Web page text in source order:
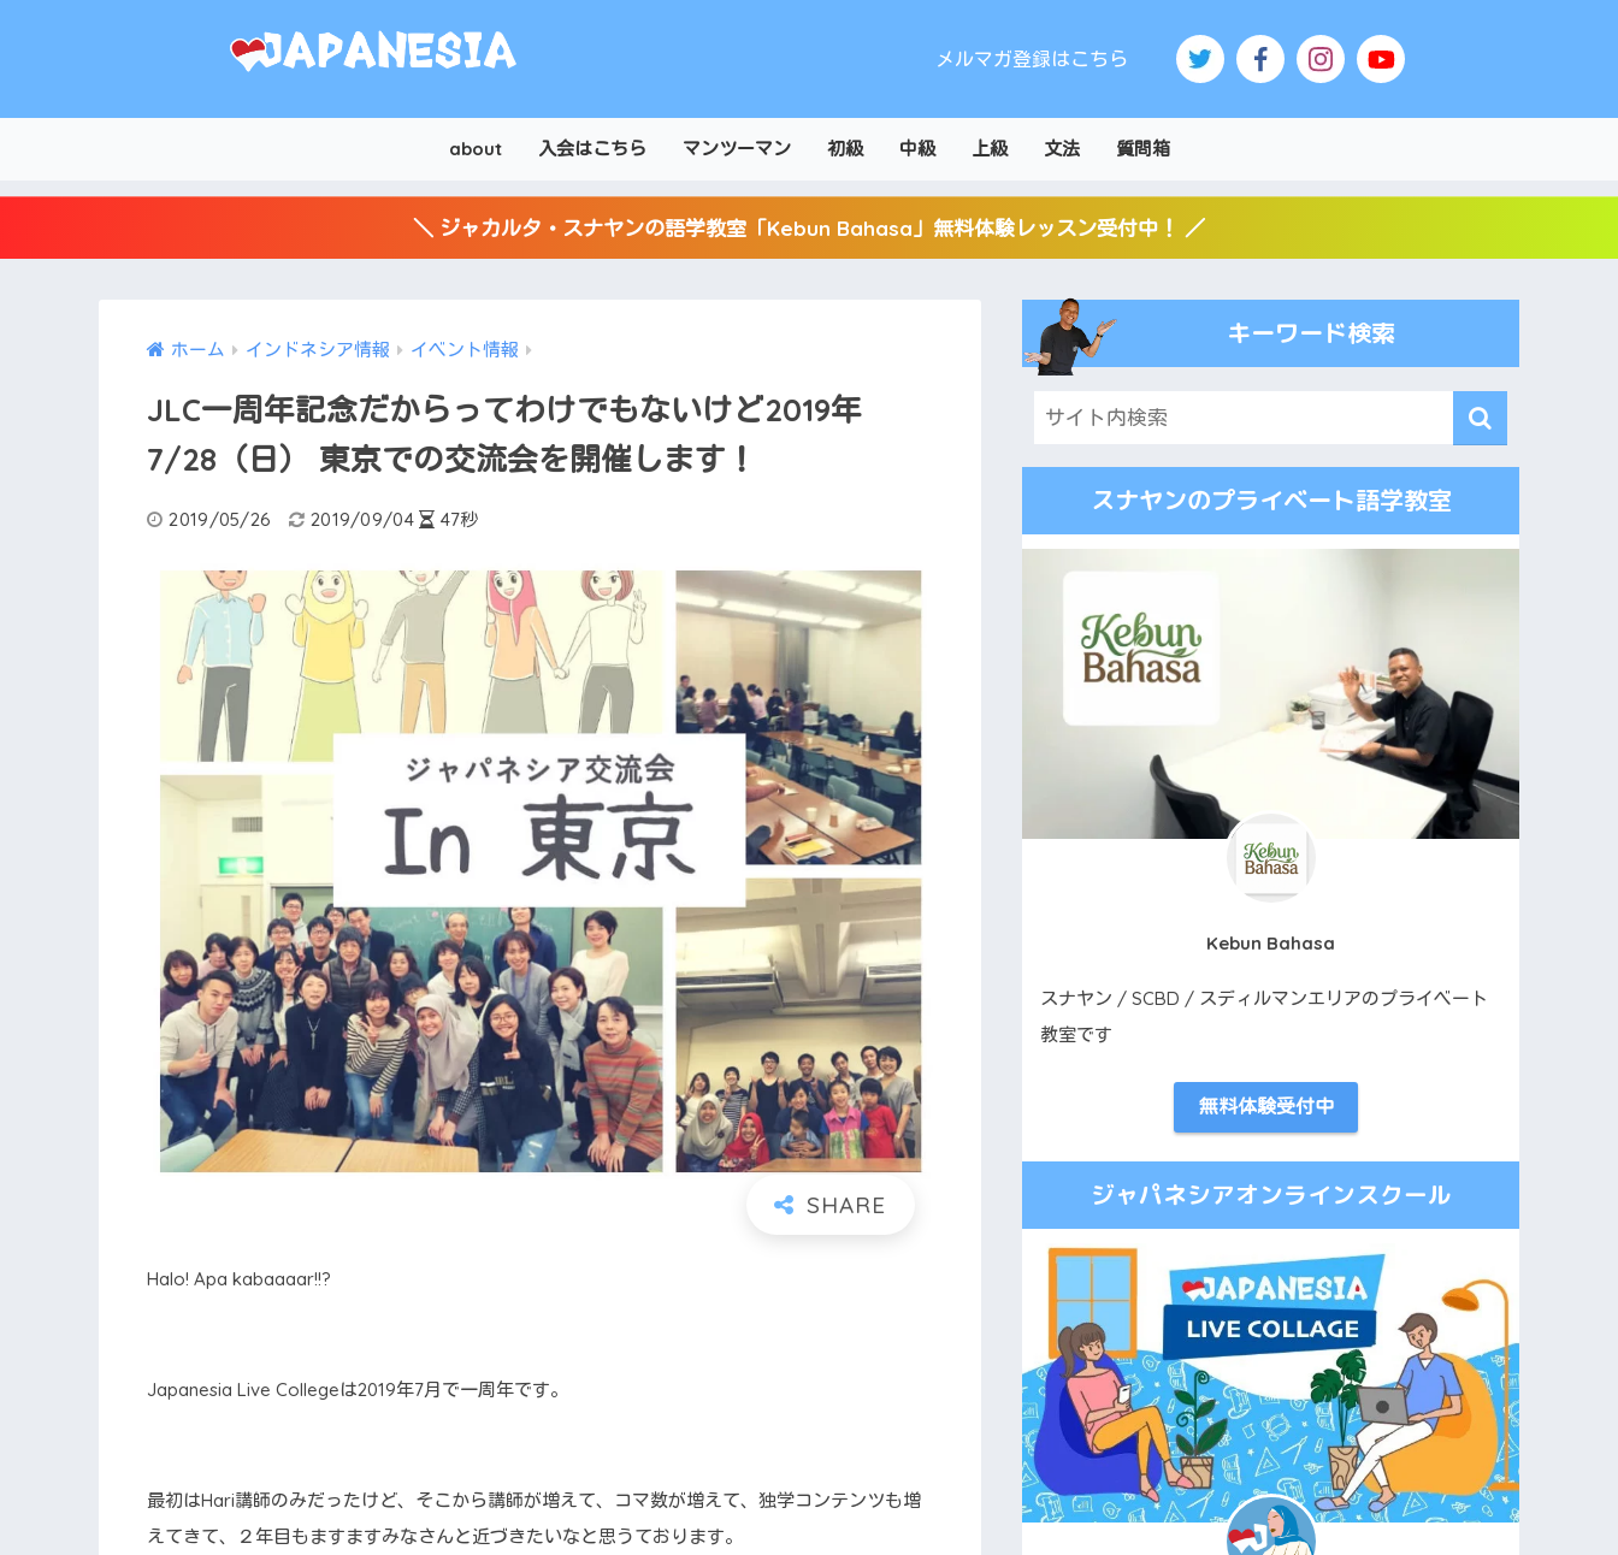
about 入会はこちら マンツーマン 初級 中級 上級 文法 質問箱
メルマガ登録はこちら
＼ ジャカルタ・スナヤンの語学教室「Kebun Bahasa」無料体験レッスン受付中！ ／
ホーム インドネシア情報 イベント情報
JLC一周年記念だからってわけでもないけど2019年
7/28（日） 東京での交流会を開催します！
2019/05/26 2019/09/04 47秒
Halo! Apa kabaaaar!!?
Japanesia Live Collegeは2019年7月で一周年です。
最初はHari講師のみだったけど、そこから講師が増えて、コマ数が増えて、独学コンテンツも増
えてきて、２年目もますますみなさんと近づきたいなと思うております。
キーワード検索
スナヤンのプライベート語学教室
Kebun Bahasa
スナヤン / SCBD / スディルマンエリアのプライベート
教室です
無料体験受付中
ジャパネシアオンラインスクール